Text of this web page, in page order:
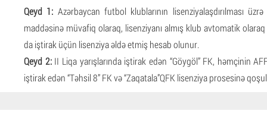
Qeyd 1: Azərbaycan futbol klublarının lisenziyalaşdırılması
maddəsinə müvafiq olaraq, lisenziyanı almış klub avtomatik olaraq
da iştirak üçün lisenziya əldə etmiş hesab olunur.
Qeyd 2: II Liqa yarışlarında iştirak edən “Göygöl” FK, həmçinin
iştirak edən “Təhsil 8” FK və “Zaqatala”QFK lisenziya prosesinə